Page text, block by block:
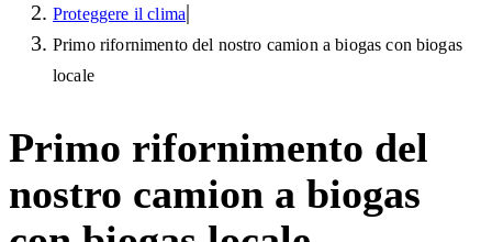
Proteggere il clima|
Primo rifornimento del nostro camion a biogas con biogas
locale
Primo rifornimento del
nostro camion a biogas